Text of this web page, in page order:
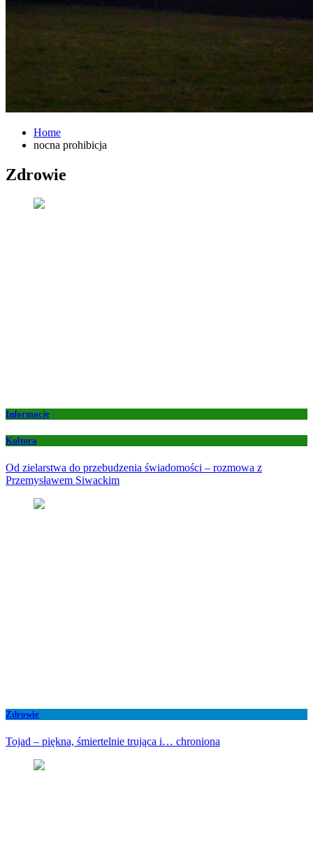
Home
nocna prohibicja
Zdrowie
Informacje
Kultura
Od zielarstwa do przebudzenia świadomości – rozmowa z
Przemysławem Siwackim
Zdrowie
Tojad – piękna, śmiertelnie trująca i… chroniona